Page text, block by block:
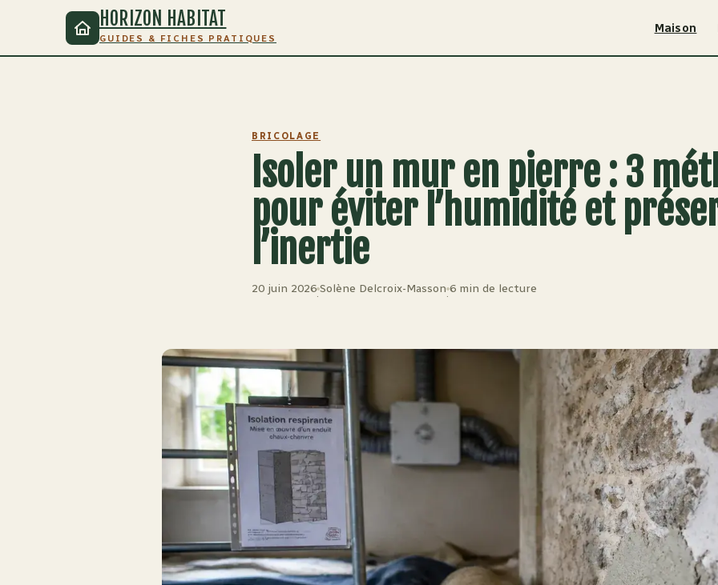
HORIZON HABITAT
GUIDES & FICHES PRATIQUES
Maison
BRICOLAGE
Isoler un mur en pierre : 3
pour éviter l’humidité et
l’inertie
20 juin 2026
·
Solène Delcroix-Masson
·
6 min de lecture